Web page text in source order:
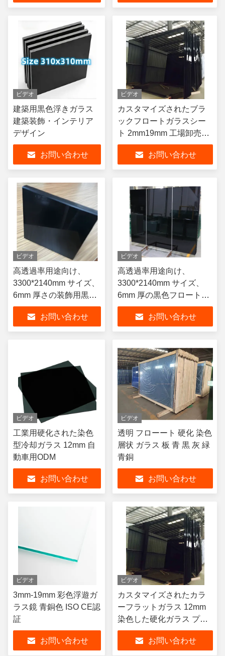
ビデオ
建築用黒色浮きガラス
建築装飾・インテリア
デザイン
お問い合わせ
ビデオ
カスタマイズされたブラ
ックフロートガラスシー
ト 2mm19mm 工場卸売価
格
お問い合わせ
ビデオ
高透過率用途向け、
3300*2140mm サイズ、
6mm 厚さの装飾用黒色
フロートガラス
お問い合わせ
ビデオ
高透過率用途向け、
3300*2140mm サイズ、
6mm 厚の黒色フロートガ
ラスパネル
お問い合わせ
ビデオ
工業用硬化された染色
型冷却ガラス 12mm 自
動車用ODM
お問い合わせ
ビデオ
透明 フローート 硬化 染色
層状 ガラス 板 青 黒 灰 緑
青銅
お問い合わせ
ビデオ
3mm-19mm 彩色浮遊ガ
ラス鏡 青銅色 ISO CE認
証
お問い合わせ
ビデオ
カスタマイズされたカラ
ーフラットガラス 12mm
染色した硬化ガラス プレ
キシグラスシート 4x8
お問い合わせ